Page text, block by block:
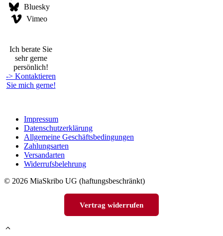
Bluesky
Vimeo
Ich berate Sie
sehr gerne
persönlich!
-> Kontaktieren
Sie mich gerne!
Impressum
Datenschutzerklärung
Allgemeine Geschäftsbedingungen
Zahlungsarten
Versandarten
Widerrufsbelehrung
© 2026 MiaSkribo UG (haftungsbeschränkt)
Vertrag widerrufen